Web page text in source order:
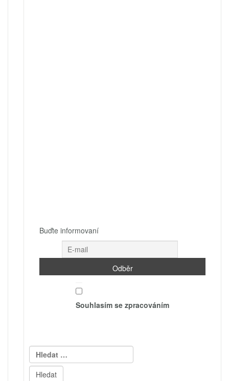
Buďte informovaní
Souhlasím se zpracováním
Vyhledávání